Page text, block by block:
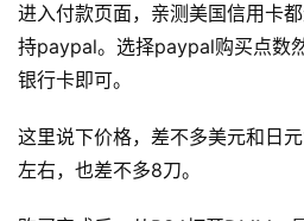
进入付款页面，亲测美国信用卡
持paypal。选择paypal购买点数
银行卡即可。
这里说下价格，差不多美元和日
左右，也差不多8刀。